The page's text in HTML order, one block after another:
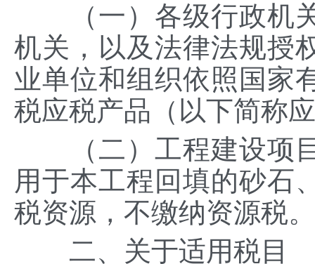
（一）各级行政机关
机关，以及法律法规授
业单位和组织依照国家
税应税产品（以下简称
（二）工程建设项目
用于本工程回填的砂石
税资源，不缴纳资源税。
二、关于适用税目